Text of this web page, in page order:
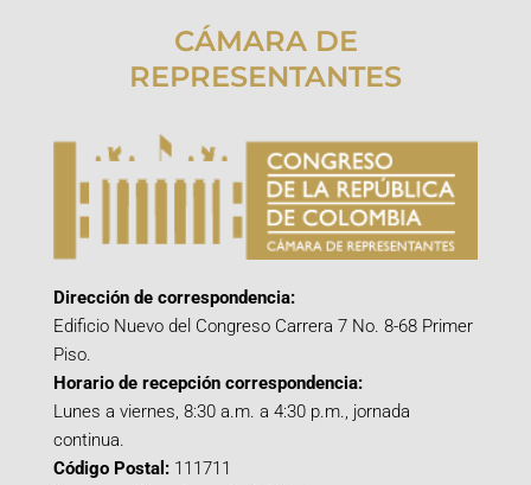
CÁMARA DE
REPRESENTANTES
Dirección de correspondencia:
Edificio Nuevo del Congreso Carrera 7 No. 8-68 Primer
Piso.
Horario de recepción correspondencia:
Lunes a viernes, 8:30 a.m. a 4:30 p.m., jornada
continua.
Código Postal: 111711